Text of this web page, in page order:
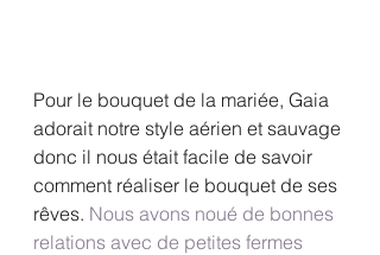
Pour le bouquet de la mariée, Gaia
adorait notre style aérien et sauvage
donc il nous était facile de savoir
comment réaliser le bouquet de ses
rêves. Nous avons noué de bonnes
relations avec de petites fermes